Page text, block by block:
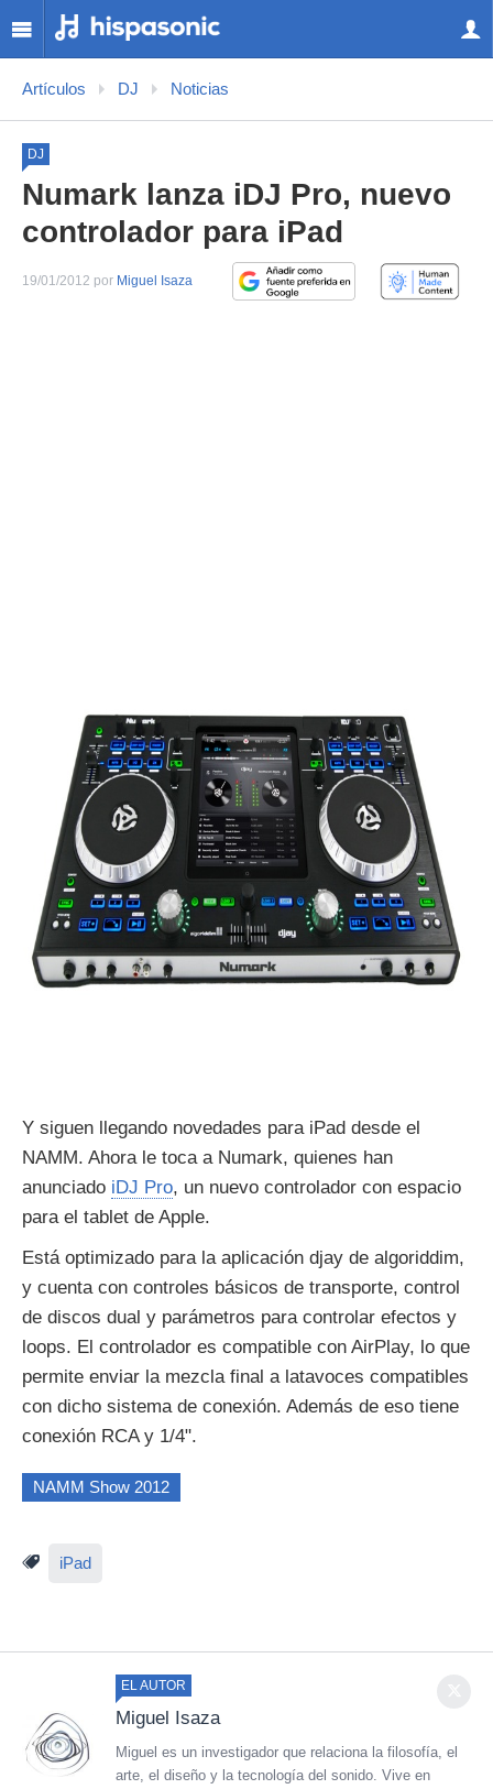
Artículos DJ Noticias
DJ
Numark lanza iDJ Pro, nuevo
controlador para iPad
19/01/2012 por Miguel Isaza
Y siguen llegando novedades para iPad desde el
NAMM. Ahora le toca a Numark, quienes han
anunciado iDJ Pro, un nuevo controlador con espacio
para el tablet de Apple.
Está optimizado para la aplicación djay de algoriddim,
y cuenta con controles básicos de transporte, control
de discos dual y parámetros para controlar efectos y
loops. El controlador es compatible con AirPlay, lo que
permite enviar la mezcla final a latavoces compatibles
con dicho sistema de conexión. Además de eso tiene
conexión RCA y 1/4".
NAMM Show 2012
iPad
EL AUTOR
Miguel Isaza
Miguel es un investigador que relaciona la filosofía, el
arte, el diseño y la tecnología del sonido. Vive en